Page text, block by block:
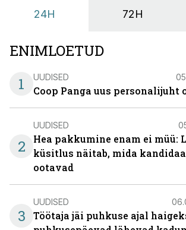
24H 72H
ENIMLOETUD
1
UUDISED
Coop Panga uus personalijuht
2
UUDISED
Hea pakkumine enam ei müü:
küsitlus näitab, mida
ootavad
3
UUDISED
Töötaja jäi puhkuse ajal